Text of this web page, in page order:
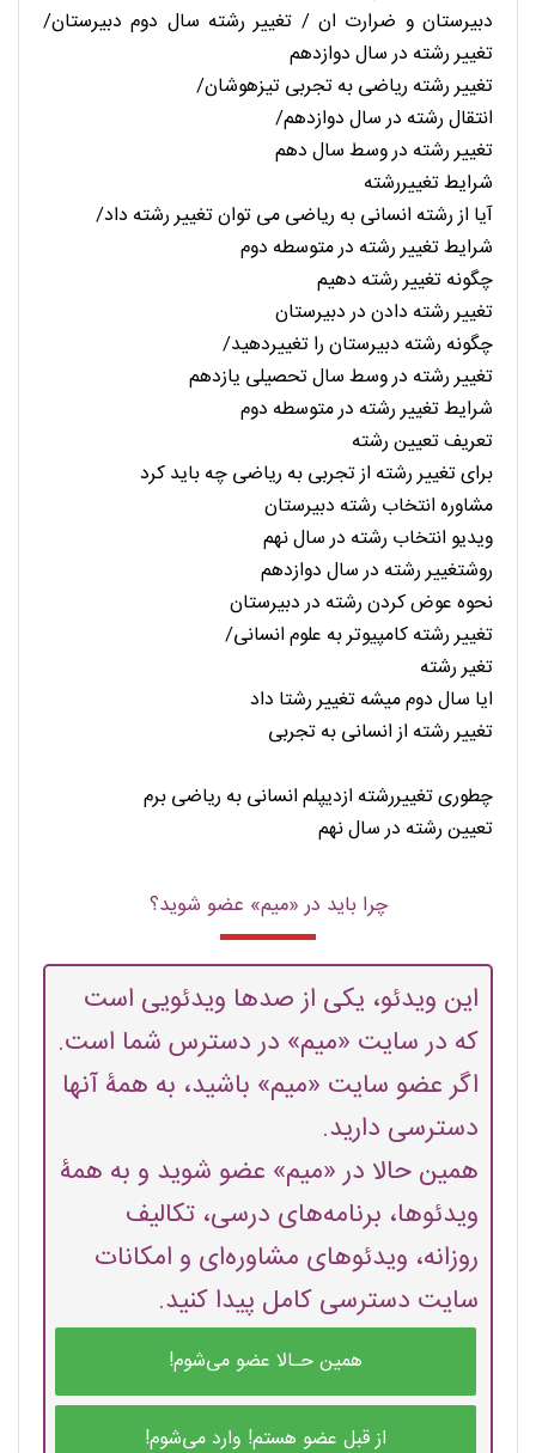
دبیرستان و ضرارت ان / تغییر رشته سال دوم دبیرستان/
تغییر رشته در سال دوازدهم
تغییر رشته ریاضی به تجربی تیزهوشان/
انتقال رشته در سال دوازدهم/
تغییر رشته در وسط سال دهم
شرایط تغییررشته
آیا از رشته انسانی به ریاضی می توان تغییر رشته داد/
شرایط تغییر رشته در متوسطه دوم
چگونه تغییر رشته دهیم
تغییر رشته دادن در دبیرستان
چگونه رشته دبیرستان را تغییردهید/
تغییر رشته در وسط سال تحصیلی یازدهم
شرایط تغییر رشته در متوسطه دوم
تعریف تعیین رشته
برای تغییر رشته از تجربی به ریاضی چه باید کرد
مشاوره انتخاب رشته دبیرستان
ویدیو انتخاب رشته در سال نهم
روشتغییر رشته در سال دوازدهم
نحوه عوض کردن رشته در دبیرستان
تغییر رشته کامپیوتر به علوم انسانی/
تغیر رشته
ایا سال دوم میشه تغییر رشتا داد
تغییر رشته از انسانی به تجربی
چطوری تغییررشته ازدیپلم انسانی به ریاضی برم
تعیین رشته در سال نهم
چرا باید در «میم» عضو شوید؟
این ویدئو، یکی از صدها ویدئویی است
که در سایت «میم» در دسترس شما است.
اگر عضو سایت «میم» باشید، به همۀ آنها
دسترسی دارید.
همین حالا در «میم» عضو شوید و به همۀ
ویدئوها، برنامه‌های درسی، تکالیف
روزانه، ویدئوهای مشاوره‌ای و امکانات
سایت دسترسی کامل پیدا کنید.
همین حـالا عضو می‌شوم!
از قبل عضو هستم! وارد می‌شوم!